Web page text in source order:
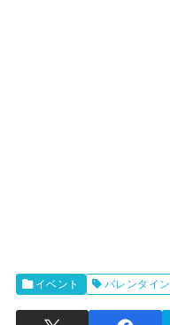
イベント バレンタイン